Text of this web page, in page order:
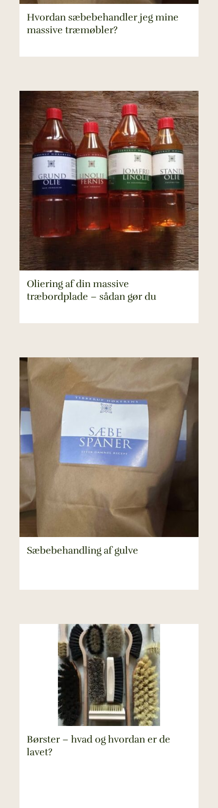
Hvordan sæbebehandler jeg mine
massive træmøbler?
Oliering af din massive
træbordplade – sådan gør du
Sæbebehandling af gulve
Børster – hvad og hvordan er de
lavet?